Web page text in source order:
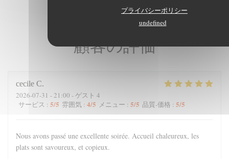
プライバシーポリシー
undefined
顧客の評価
cecile C
2026-07-31 - 21:00 - ゲスト 4
サービス : 5/5 雰囲気 : 4/5 メニュー : 5/5 品質-価格 : 5/5
Nous avons passé une excellente soirée. Accueil chaleureux, les
plats sont savoureux, et copieux.